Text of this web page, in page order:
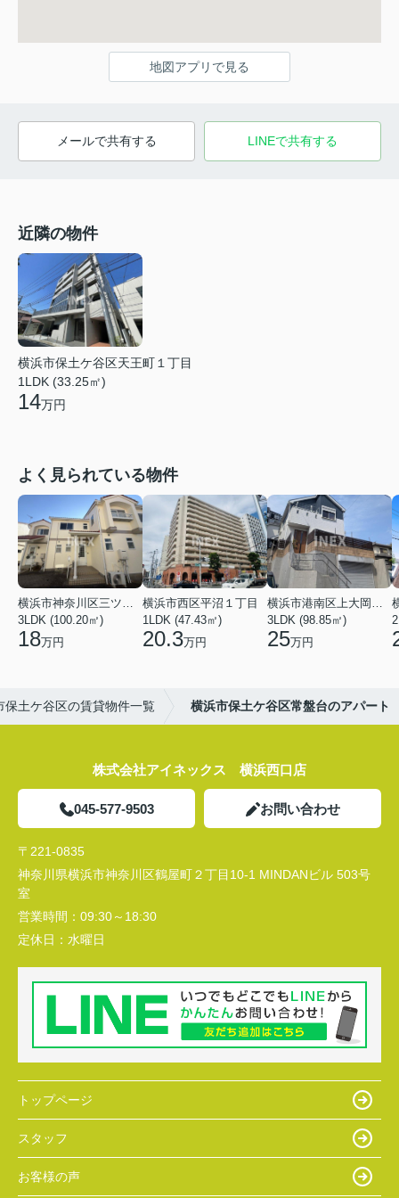
地図アプリで見る
メールで共有する LINEで共有する
近隣の物件
横浜市保土ケ谷区天王町１丁目
1LDK (33.25㎡)
14万円
よく見られている物件
3LDK (100.20㎡)
18万円
横浜市西区平沼１丁目
1LDK (47.43㎡)
20.3万円
3LDK (98.85㎡)
25万円
保土ケ谷区の賃貸物件一覧 横浜市保土ケ谷区常盤台のアパート
株式会社アイネックス 横浜西口店
045-577-9503 お問い合わせ
〒221-0835
神奈川県横浜市神奈川区鶴屋町２丁目10-1 MINDANビル 503号
室
営業時間： 09:30～18:30
定休日： 水曜日
トップページ
スタッフ
お客様の声